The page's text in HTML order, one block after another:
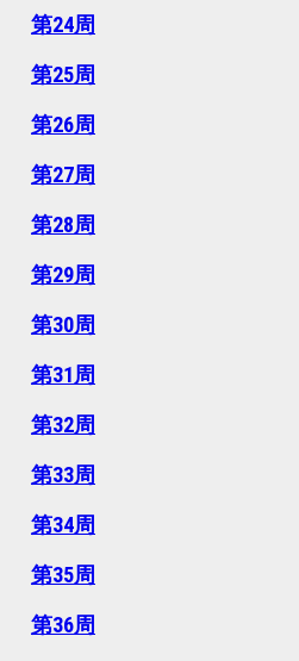
第24周
第25周
第26周
第27周
第28周
第29周
第30周
第31周
第32周
第33周
第34周
第35周
第36周